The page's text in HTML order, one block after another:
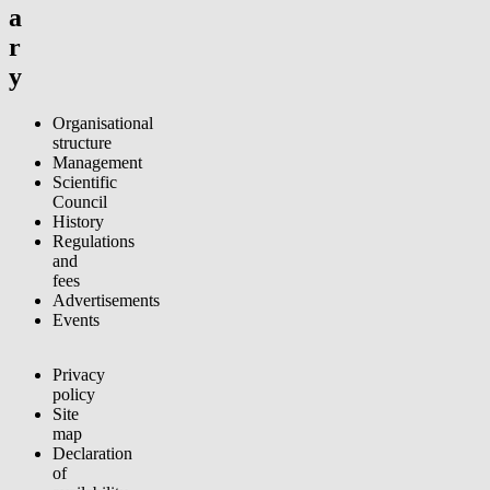
a
r
y
Organisational
structure
Management
Scientific
Council
History
Regulations
and
fees
Advertisements
Events
Privacy
policy
Site
map
Declaration
of